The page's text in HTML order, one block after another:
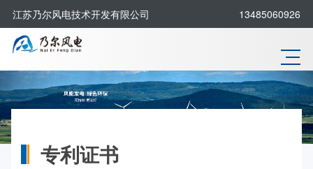
江苏乃尔风电技术开发有限公司 13485060926
专利证书